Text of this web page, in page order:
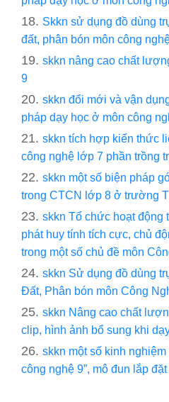
Skkn sử dụng đồ dùng
đất, phân bón môn công
skkn nâng cao chất
9
skkn đổi mới và vận
pháp dạy học ở môn công
skkn tích hợp kiến thức
công nghệ lớp 7 phần trồng
skkn một số biện pháp
trong CTCN lớp 8 ở trường
skkn Tổ chức hoạt động
phát huy tính tích cực, chủ
trong một số chủ đề môn
skkn Sử dụng đồ dùng
Đất, Phân bón môn Công
skkn Nâng cao chất
clip, hình ảnh bổ sung khi
skkn một số kinh
công nghệ 9”, mô đun lắp